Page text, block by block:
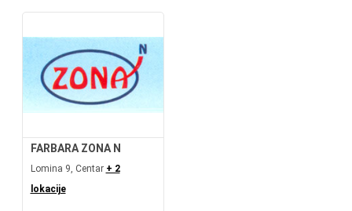
FARBARA ZONA N
Lomina 9, Centar + 2
lokacije